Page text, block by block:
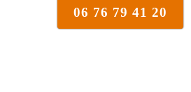
06 76 79 41 20